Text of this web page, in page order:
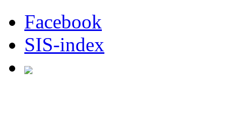
Facebook
SIS-index